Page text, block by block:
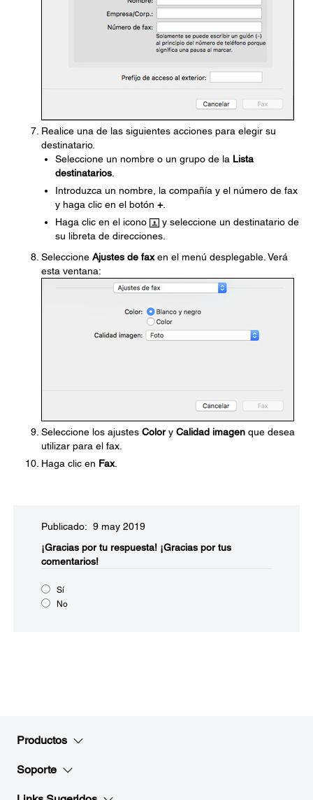
Realice una de las siguientes acciones para elegir su
destinatario.
Seleccione un nombre o un grupo de la Lista
destinatarios
Introduzca un nombre, la compañía y el número de fax
y haga clic en el botón +.
Haga clic en el icono
y seleccione un destinatario de
su libreta de direcciones.
Seleccione Ajustes de faxen el menú desplegable. Verá
esta ventana:
Seleccione los ajustes Colory Calidad imagen que desea
utilizar para el fax.
Haga clic en Fax.
Publicado: 9 may 2019
¡Gracias por tu respuesta! ¡Gracias por tus
comentarios!
Sí
No
Productos
Soporte